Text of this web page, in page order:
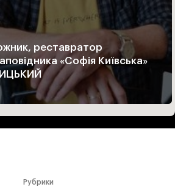
реставратор
«Софія Київська»
Рубрики